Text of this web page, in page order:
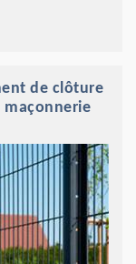
de clôture
maçonnerie